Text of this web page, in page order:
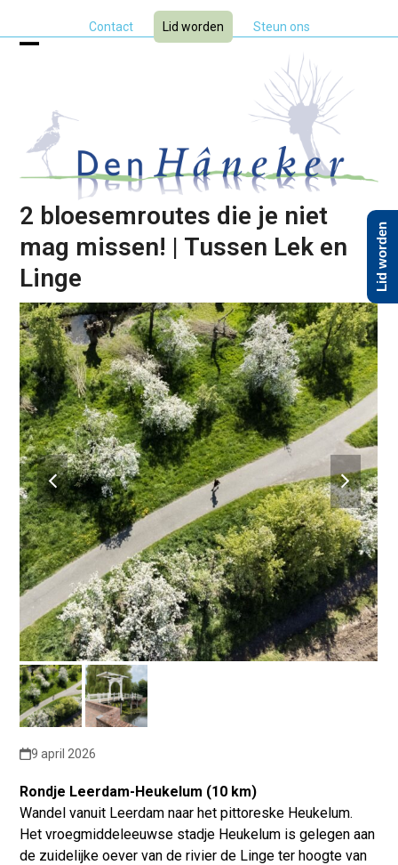
Contact Lid worden Steun ons
menu
menu
2 bloesemroutes die je niet
mag missen! | Tussen Lek en
Linge
previous
slide
next
slide
9 april 2026
Rondje Leerdam-Heukelum (10 km)
Wandel vanuit Leerdam naar het pittoreske Heukelum.
Het vroegmiddeleeuwse stadje Heukelum is gelegen aan
de zuidelijke oever van de rivier de Linge ter hoogte van
Lid worden